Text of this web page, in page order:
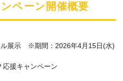
ペーン開催概要
ル展示 ※期間：2026年4月15日(水)
応援キャンペーン